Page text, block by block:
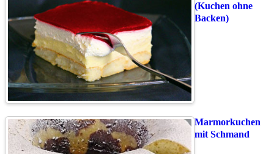
(Kuchen ohne
Backen)
Marmorkuchen
mit Schmand